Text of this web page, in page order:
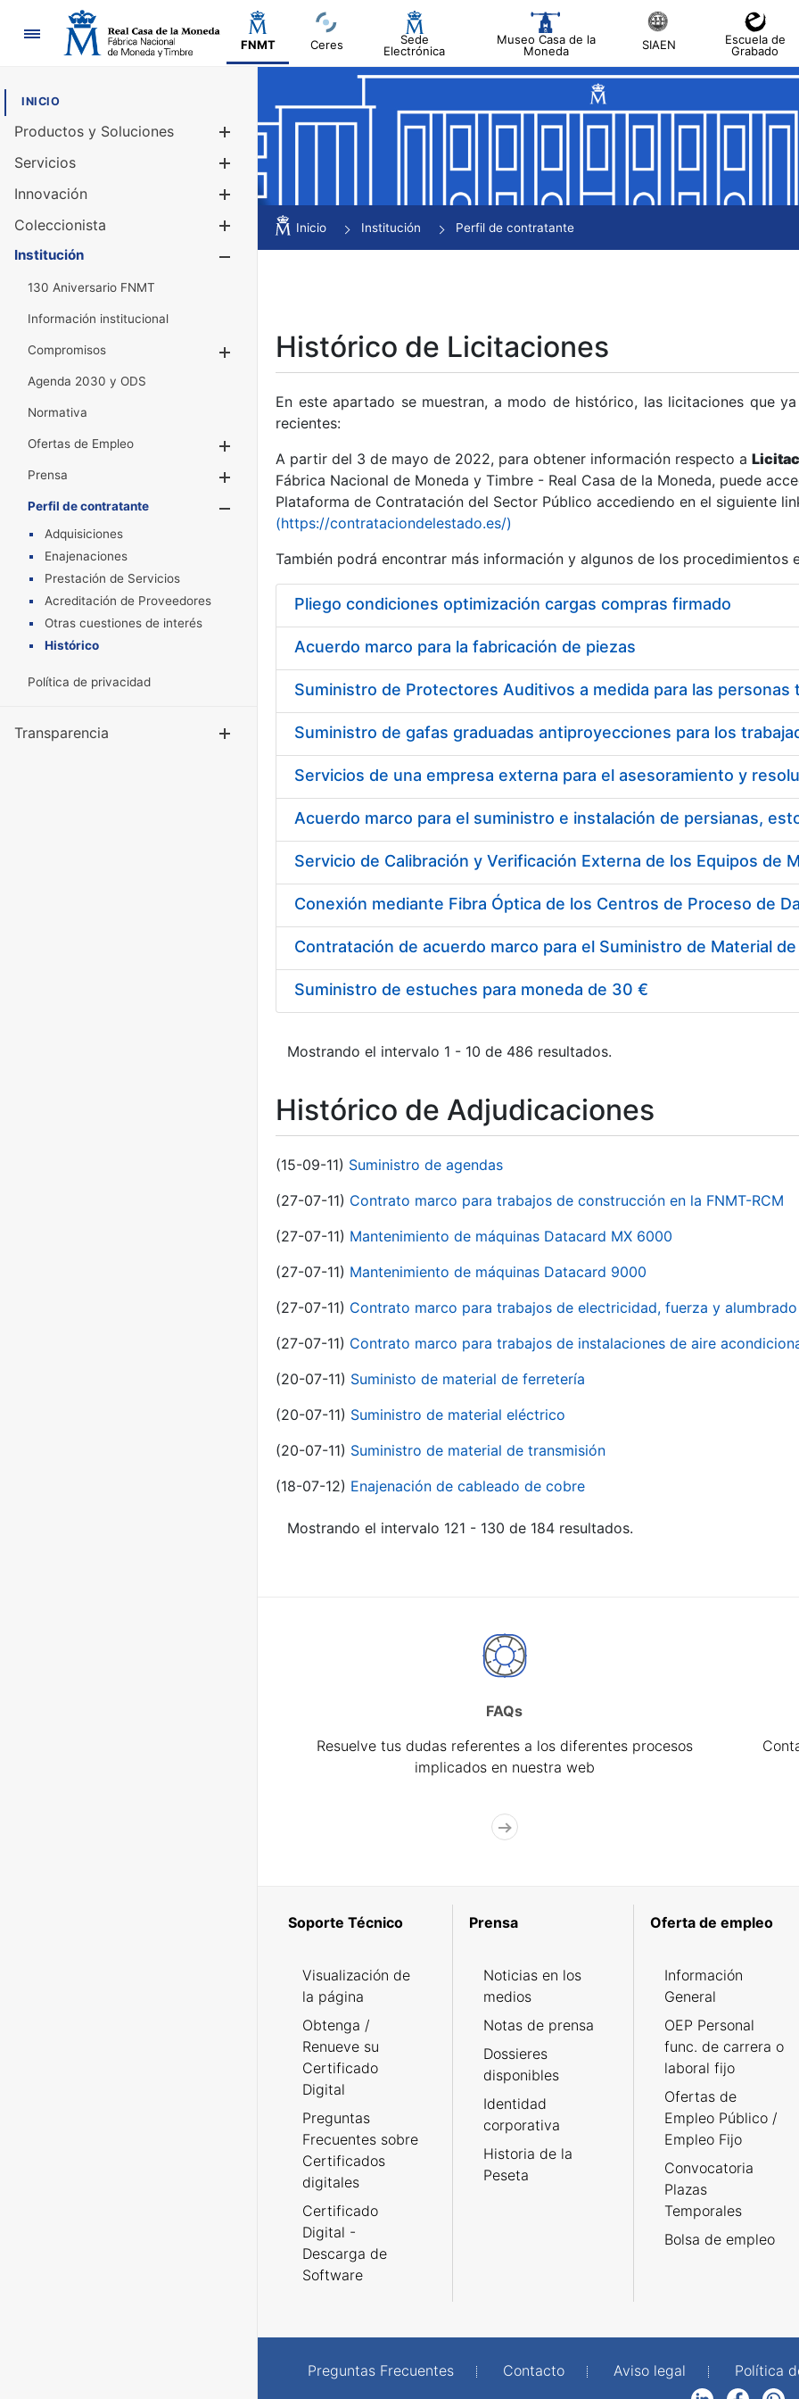
Navegación
FNMT Ceres
Sede
Electrónica
Museo Casa de la
Moneda
SIAEN
Escuela de
Grabado
INICIO
Productos y Soluciones
Mostrar/Ocultar
Servicios
Innovación
Coleccionista
Mostrar/Ocultar
Institución
130 Aniversario FNMT
Información institucional
Compromisos
Mostrar/Ocultar
Agenda 2030 y ODS
Normativa
Ofertas de Empleo
Prensa
Mostrar/Ocultar
Perfil de contratante
Mostrar/Ocultar
Adquisiciones
Enajenaciones
Prestación de Servicios
Acreditación de Proveedores
Otras cuestiones de interés
Histórico
Política de privacidad
Transparencia Mostrar/Ocultar
Inicio Institución Perfil de contratante
Histórico de Licitaciones
En este apartado se muestran, a modo de histórico, las licitaciones que
recientes:
A partir del 3 de mayo de 2022, para obtener información respecto a
Fábrica Nacional de Moneda y Timbre - Real Casa de la Moneda, puede
Plataforma de Contratación del Sector Público accediendo en el siguiente
(https://contrataciondelestado.es/)
También podrá encontrar más información y algunos de los procedimientos
Pliego condiciones optimización cargas compras firmado
Acuerdo marco para la fabricación de piezas
Acuerdo marco para el suministro e instalación de persianas,
Suministro de estuches para moneda de 30 €
Mostrando el intervalo 1 - 10 de 486 resultados.
Histórico de Adjudicaciones
(15-09-11) Suministro de agendas
(27-07-11) Contrato marco para trabajos de construcción en la FNMT-RCM
(27-07-11) Mantenimiento de máquinas Datacard MX 6000
(27-07-11) Mantenimiento de máquinas Datacard 9000
(27-07-11) Contrato marco para trabajos de electricidad, fuerza y alumbrado
(27-07-11) Contrato marco para trabajos de instalaciones de aire
(20-07-11) Suministo de material de ferretería
(20-07-11) Suministro de material eléctrico
(20-07-11) Suministro de material de transmisión
(18-07-12) Enajenación de cableado de cobre
Mostrando el intervalo 121 - 130 de 184 resultados.
FAQs
Resuelve tus dudas referentes a los diferentes procesos
implicados en nuestra web
Soporte Técnico
Visualización de
la página
Obtenga /
Renueve su
Certificado
Digital
Preguntas
Frecuentes sobre
Certificados
digitales
Certificado
Digital -
Descarga de
Software
Prensa
Noticias en los
medios
Notas de prensa
Dossieres
disponibles
Identidad
corporativa
Historia de la
Peseta
Oferta de empleo
Información
General
OEP Personal
func. de carrera o
laboral fijo
Ofertas de
Empleo Público /
Empleo Fijo
Convocatoria
Plazas
Temporales
Bolsa de empleo
Preguntas Frecuentes Contacto Aviso legal Política